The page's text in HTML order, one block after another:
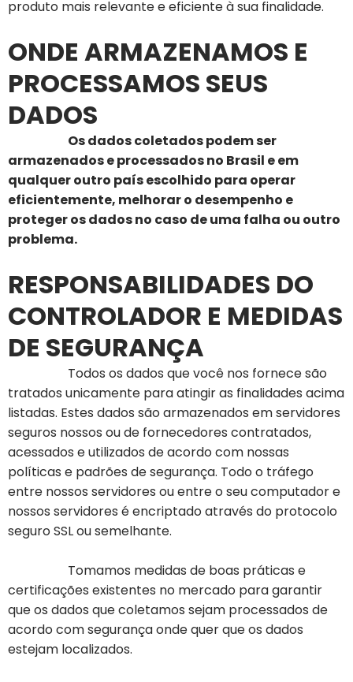
produto mais relevante e eficiente à sua finalidade.
ONDE ARMAZENAMOS E
PROCESSAMOS SEUS
DADOS
Os dados coletados podem ser
armazenados e processados no Brasil e em
qualquer outro país escolhido para operar
eficientemente, melhorar o desempenho e
proteger os dados no caso de uma falha ou outro
problema.
RESPONSABILIDADES DO
CONTROLADOR E MEDIDAS
DE SEGURANÇA
Todos os dados que você nos fornece são
tratados unicamente para atingir as finalidades acima
listadas. Estes dados são armazenados em servidores
seguros nossos ou de fornecedores contratados,
acessados e utilizados de acordo com nossas
políticas e padrões de segurança. Todo o tráfego
entre nossos servidores ou entre o seu computador e
nossos servidores é encriptado através do protocolo
seguro SSL ou semelhante.
Tomamos medidas de boas práticas e
certificações existentes no mercado para garantir
que os dados que coletamos sejam processados de
acordo com segurança onde quer que os dados
estejam localizados.